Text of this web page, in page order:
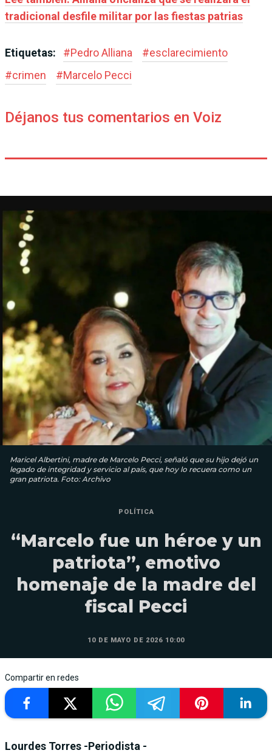
tradicional desfile militar por las fiestas patrias
Etiquetas: #Pedro Alliana #esclarecimiento
#crimen #Marcelo Pecci
Déjanos tus comentarios en Voiz
Maricel Albertini, madre de Marcelo Pecci, señaló que su hijo dejó un
legado de integridad y servicio al país, que hoy lo recuera como un
gran patriota. Foto: Archivo
POLÍTICA
“Marcelo fue un héroe y un
patriota”, emotivo
homenaje de la madre del
fiscal Pecci
10 DE MAYO DE 2026 10:00
Compartir en redes
Lourdes Torres -Periodista -